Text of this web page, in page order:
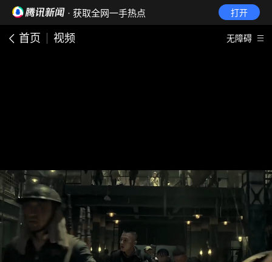
· 获取全网一手热点 打开
首页 视频 无障碍